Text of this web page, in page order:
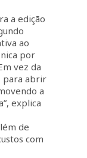
a edição
ao
por
vez da
para abrir
a
explica
de
com